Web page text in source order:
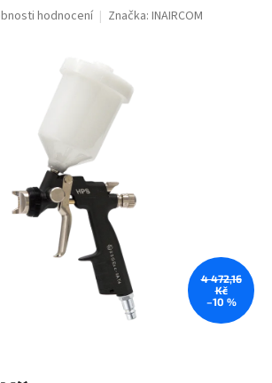
hodnocení Značka: INAIRCOM
4 472,16
Kč
–10 %